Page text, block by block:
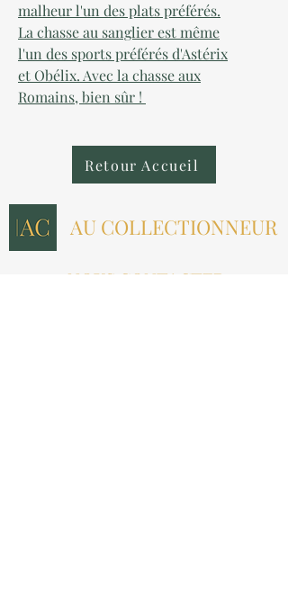
malheur l'un des plats préférés.
La chasse au sanglier est même
l'un des sports préférés d'Astérix
et Obélix. Avec la chasse aux
Romains, bien sûr !
Retour Accueil
AU COLLECTIONNEUR
NOUS CONTACTER